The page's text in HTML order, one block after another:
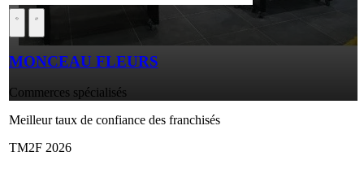
MONCEAU FLEURS
Commerces spécialisés
Meilleur taux de confiance des franchisés
TM2F 2026